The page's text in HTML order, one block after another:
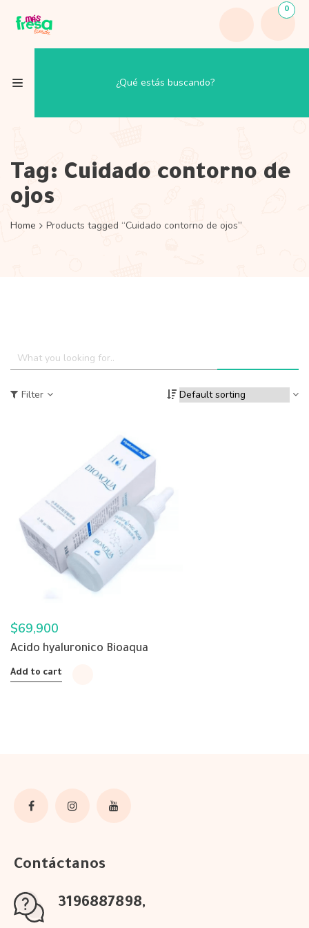
0
Tag: Cuidado contorno de
ojos
Home Products tagged “Cuidado contorno de ojos”
Filter
$69,900
Acido hyaluronico Bioaqua
Add to cart
Contáctanos
3196887898